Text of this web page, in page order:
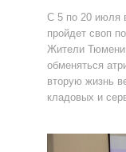
С 5 по 20 июля
пройдет своп
Жители
обменяться
вторую жизнь
кладовых и